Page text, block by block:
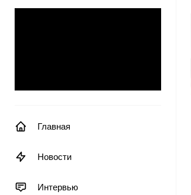
Главная
Новости
Интервью